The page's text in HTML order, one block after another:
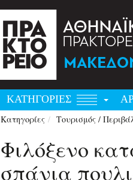
ΚΑΤΗΓΟΡΙΕΣ
Κατηγορίες Τουρισμός /
Φιλόξενο
σπάνια